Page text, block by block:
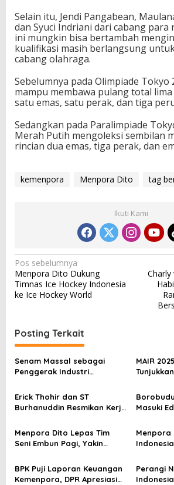
Selain itu, Jendi Pangabean,
dan Syuci Indriani dari cabang para
ini mungkin bisa bertambah
kualifikasi masih berlangsung
cabang olahraga.
Sebelumnya pada Olimpiade Tokyo
mampu membawa pulang total
satu emas, satu perak, dan tiga
Sedangkan pada Paralimpiade
Merah Putih mengoleksi sembilan
rincian dua emas, tiga perak, dan
kemenpora Menpora Dito tag
Ikuti Kami
N
a
v
g
a
s
i
p
o
s
Pos sebelumnya
Menpora Dito Dukung
Timnas Ice Hockey Indonesia
ke Ice Hockey World
Posting Terkait
Senam Massal sebagai
Penggerak Industri
2025 untuk Ekonomi
Nasional
MAIR
Erick Thohir dan ST
Burhanuddin Resmikan Kerja
Program Pemuda dan
Olahraga
Masuki
Menpora Dito Lepas Tim
Seni Embun Pagi, Yakin
Global
Menpora
BPK Puji Laporan Keuangan
Kemenpora, DPR Apresiasi
Perangi